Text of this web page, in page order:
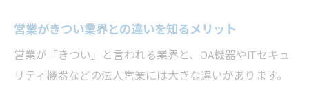
営業がきつい業界との違いを知るメリット
営業が「きつい」と言われる業界と、OA機器やITセキュ
リティ機器などの法人営業には大きな違いがあります。